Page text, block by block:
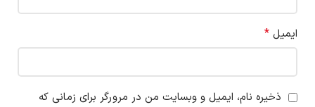
ایمیل *
ذخیره نام، ایمیل و وبسایت من در مرورگر برای زمانی که